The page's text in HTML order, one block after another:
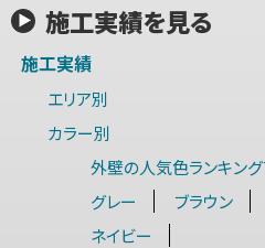
施工実績を見る
施工実績
エリア別
カラー別
外壁の人気色ランキン
グレー
ブラウン
ネイビー